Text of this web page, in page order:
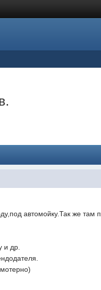
автомойку.Так же там
и др.